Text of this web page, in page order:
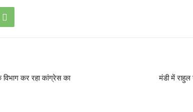
कर रहा कांग्रेस का
मंडी में राहुल